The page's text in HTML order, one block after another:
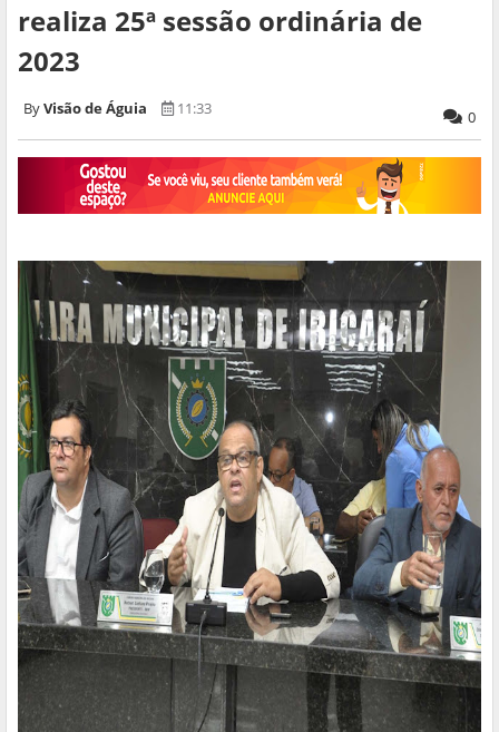
realiza 25ª sessão ordinária de
2023
Visão de Águia 11:33 0